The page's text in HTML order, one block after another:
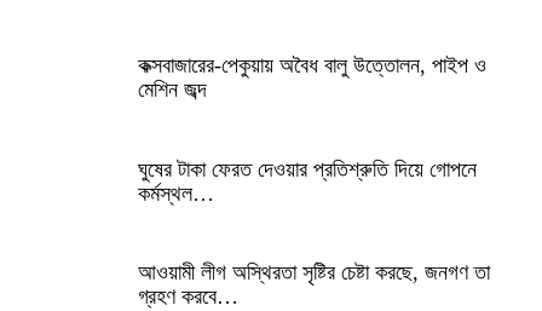
কক্সবাজারের-পেকুয়ায় অবৈধ বালু উত্তোলন, পাইপ ও
মেশিন জব্দ
ঘুষের টাকা ফেরত দেওয়ার প্রতিশ্রুতি দিয়ে গোপনে
কর্মস্থল…
আওয়ামী লীগ অস্থিরতা সৃষ্টির চেষ্টা করছে, জনগণ তা
গ্রহণ করবে…